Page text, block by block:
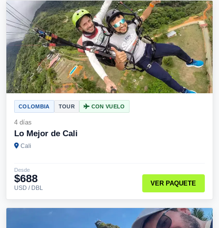
COLOMBIA TOUR CON VUELO
4 días
Lo Mejor de Cali
Cali
Desde
$688
USD / DBL
VER PAQUETE